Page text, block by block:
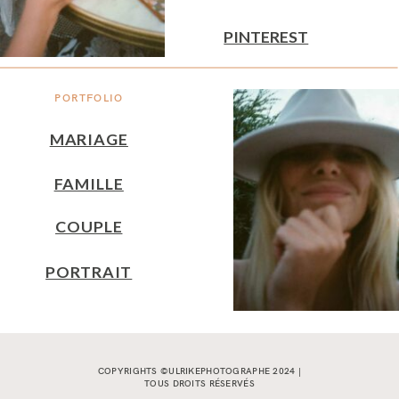
PORTFOLIO
MARIAGE
FAMILLE
PINTEREST
COUPLE
PORTRAIT
COPYRIGHTS ©ULRIKEPHOTOGRAPHE 2024 |
TOUS DROITS RÉSERVÉS